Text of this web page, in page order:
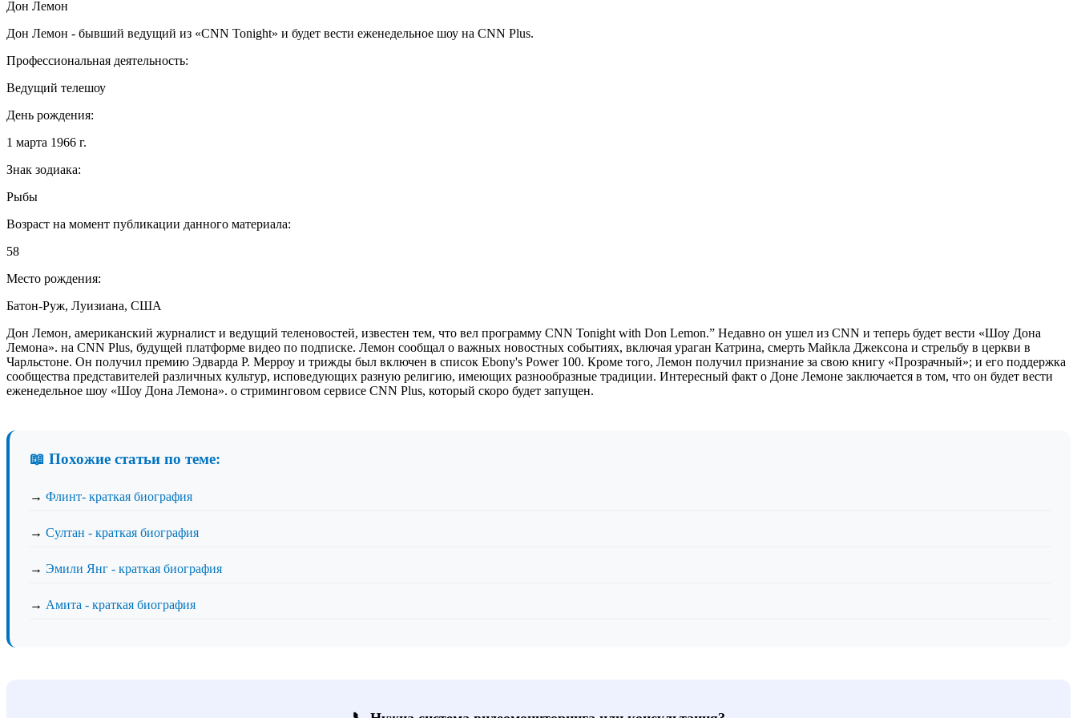
Дон Лемон
Дон Лемон - бывший ведущий из «CNN Tonight» и будет вести еженедельное шоу на CNN Plus.
Профессиональная деятельность:
Ведущий телешоу
День рождения:
1 марта 1966 г.
Знак зодиака:
Рыбы
Возраст на момент публикации данного материала:
58
Место рождения:
Батон-Руж, Луизиана, США
Дон Лемон, американский журналист и ведущий теленовостей, известен тем, что вел программу CNN Tonight with Don Lemon.” Недавно он ушел из CNN и теперь будет вести «Шоу Дона
Лемона». на CNN Plus, будущей платформе видео по подписке. Лемон сообщал о важных новостных событиях, включая ураган Катрина, смерть Майкла Джексона и стрельбу в церкви в
Чарльстоне. Он получил премию Эдварда Р. Мерроу и трижды был включен в список Ebony's Power 100. Кроме того, Лемон получил признание за свою книгу «Прозрачный»; и его поддержка
сообщества представителей различных культур, исповедующих разную религию, имеющих разнообразные традиции. Интересный факт о Доне Лемоне заключается в том, что он будет вести
еженедельное шоу «Шоу Дона Лемона». о стриминговом сервисе CNN Plus, который скоро будет запущен.
📖 Похожие статьи по теме:
→ Флинт- краткая биография
→ Султан - краткая биография
→ Эмили Янг - краткая биография
→ Амита - краткая биография